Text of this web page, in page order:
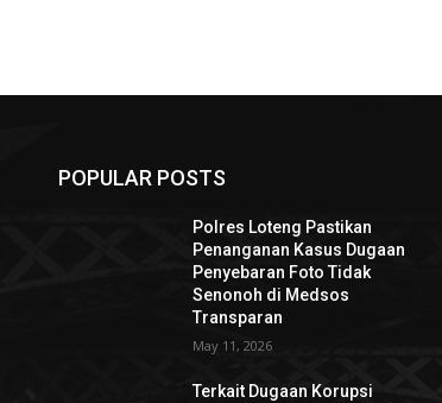
POPULAR POSTS
Polres Loteng Pastikan
Penanganan Kasus Dugaan
Penyebaran Foto Tidak
Senonoh di Medsos
Transparan
May 11, 2026
Terkait Dugaan Korupsi